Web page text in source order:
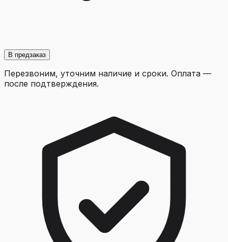
В предзаказ
Перезвоним, уточним наличие и сроки. Оплата —
после подтверждения.